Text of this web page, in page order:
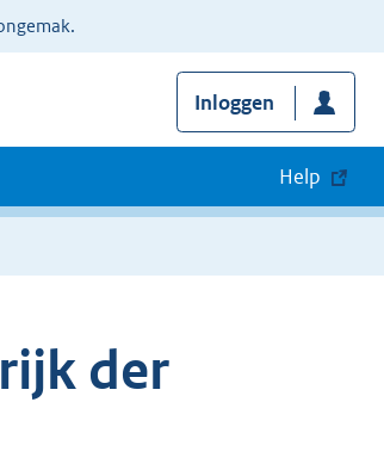
Inloggen
Help
der